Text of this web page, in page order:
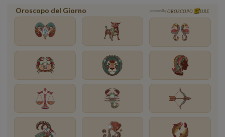
Oroscopo del Giorno powered by OROSCOPO ORE